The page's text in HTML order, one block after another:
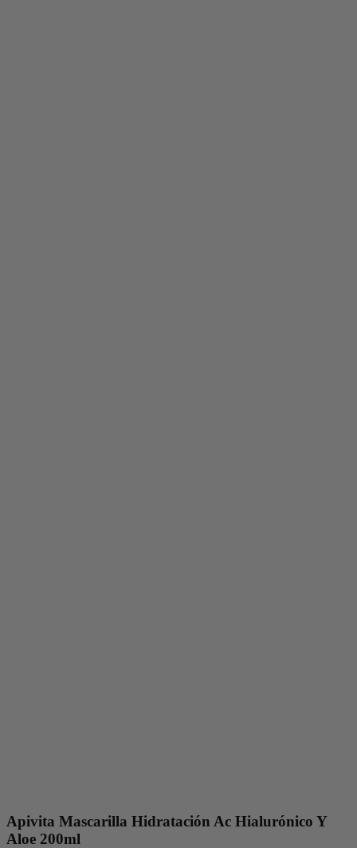
Apivita Mascarilla Hidratación Ac Hialurónico Y
Aloe 200ml